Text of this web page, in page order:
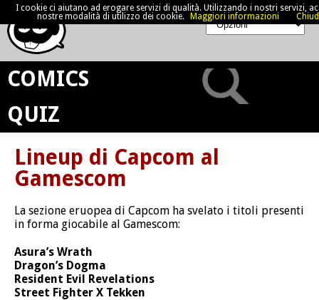
COMICS
QUIZ
Lineup di Capcom al
Gamescom
La sezione eruopea di Capcom ha svelato i titoli presenti
in forma giocabile al Gamescom:
Asura’s Wrath
Dragon’s Dogma
Resident Evil Revelations
Street Fighter X Tekken
I cookie ci aiutano ad erogare servizi di qualità. Utilizzando i nostri servizi,
nostre modalità di utilizzo dei cookie.
Maggiori informazioni